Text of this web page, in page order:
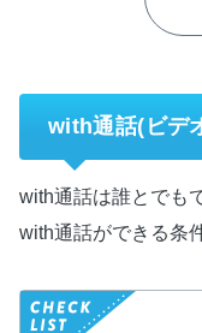
with通話(ビデ
with通話は誰とでも
with通話ができる条